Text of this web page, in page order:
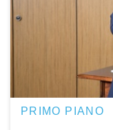
PRIMO PIANO